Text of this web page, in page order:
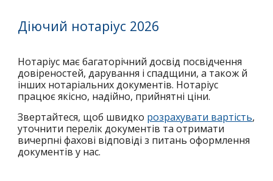
Діючий нотаріус 2026
Нотаріус має багаторічний досвід посвідчення
довіреностей, дарування і спадщини, а також й
інших нотаріальних документів. Нотаріус
працює якісно, надійно, прийнятні ціни.
Звертайтеся, щоб швидко розрахувати вартість,
уточнити перелік документів та отримати
вичерпні фахові відповіді з питань оформлення
документів у нас.